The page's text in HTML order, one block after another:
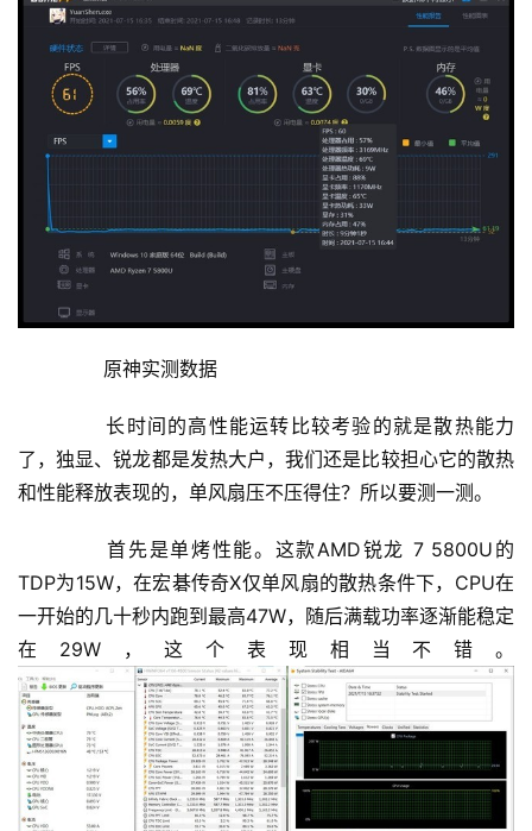
	  原神实测数据
了，独显、锐龙都是发热大户，我们还是比较担心它的散热
和性能释放表现的，单风扇压不压得住？所以要测一测。
TDP为15W，在宏碁传奇X仅单风扇的散热条件下，CPU在
一开始的几十秒内跑到最高47W，随后满载功率逐渐能稳定
在29W，这个表现相当不错。